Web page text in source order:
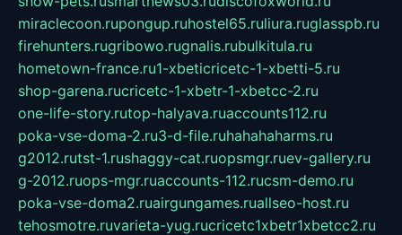
miraclecoon.rupongup.ruhostel65.ruliura.ruglasspb.ru
firehunters.rugribowo.rugnalis.rubulkitula.ru
hometown-france.ru1-xbeticricetc-1-xbetti-5.ru
shop-garena.rucricetc-1-xbetr-1-xbetcc-2.ru
one-life-story.rutop-halyava.ruaccounts112.ru
poka-vse-doma-2.ru3-d-file.ruhahahaharms.ru
g2012.rutst-1.rushaggy-cat.ruopsmgr.ruev-gallery.ru
g-2012.ruops-mgr.ruaccounts-112.rucsm-demo.ru
poka-vse-doma2.ruairgungames.ruallseo-host.ru
tehosmotre.ruvarieta-yug.rucricetc1xbetr1xbetcc2.ru